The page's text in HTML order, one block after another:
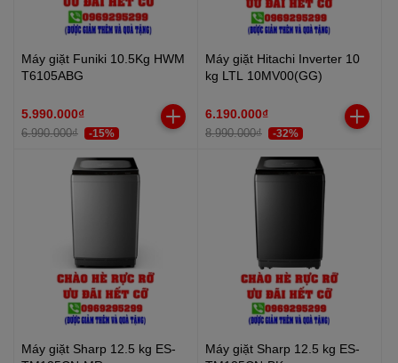
Máy giặt Funiki 10.5Kg HWM
T6105ABG
5.990.000₫
6.990.000₫ -15%
Máy giặt Hitachi Inverter 10
kg LTL 10MV00(GG)
6.190.000₫
8.990.000₫ -32%
Máy giặt Sharp 12.5 kg ES-
Máy giặt Sharp 12.5 kg ES-